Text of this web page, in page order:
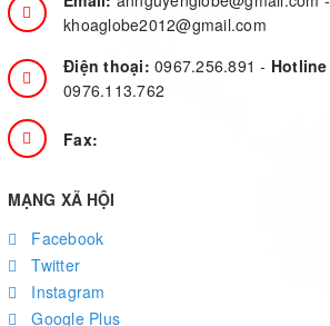
khoaglobe2012@gmail.com
Điện thoại: 0967.256.891- Hotline
0976.113.762
Fax:
MẠNG XÃ HỘI
Facebook
Twitter
Instagram
Google Plus